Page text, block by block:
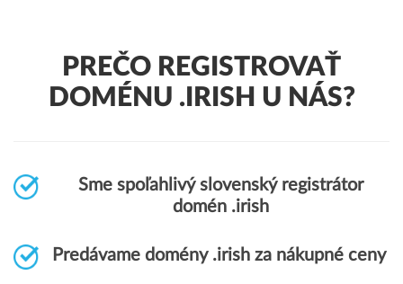
PREČO REGISTROVAŤ
DOMÉNU .IRISH U NÁS?
Sme spoľahlivý slovenský registrátor
domén .irish
Predávame domény .irish za nákupné ceny